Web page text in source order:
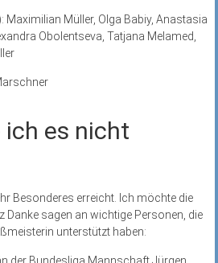
Maximilian Müller, Olga Babiy, Anastasia
Obolentseva, Tatjana Melamed,
es nicht
Besonderes erreicht. Ich möchte die
Danke sagen an wichtige Personen, die
unterstützt haben:
der Bundesliga Mannschaft Jürgen